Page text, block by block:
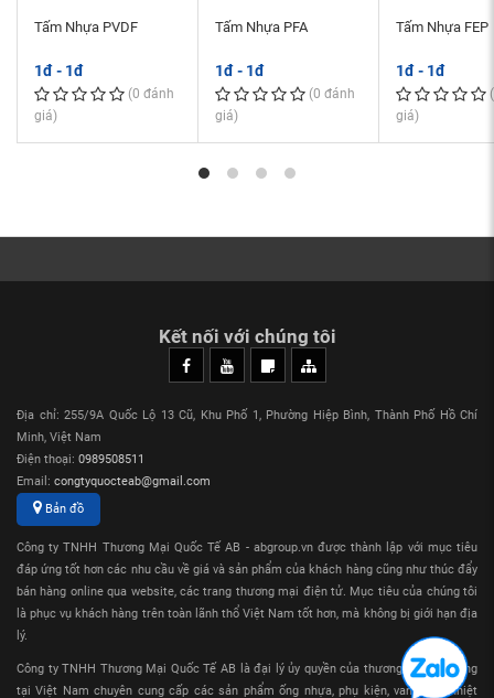
Tấm Nhựa PVDF
1đ - 1đ
(0 đánh
giá)
Tấm Nhựa PFA
1đ - 1đ
(0 đánh
giá)
Tấm Nhựa FEP
1đ - 1đ
giá)
Kết nối với chúng tôi
Địa chỉ: 255/9A Quốc Lộ 13 Cũ, Khu Phố 1, Phường Hiệp Bình, Thành Phố Hồ Chí
Minh, Việt Nam
Điện thoại: 0989508511
Email: congtyquocteab@gmail.com
Bản đồ
Công ty TNHH Thương Mại Quốc Tế AB - abgroup.vn được thành lập với mục tiêu
đáp ứng tốt hơn các nhu cầu về giá và sản phẩm của khách hàng cũng như thúc đẩy
bán hàng online qua website, các trang thương mại điện tử. Mục tiêu của chúng tôi
là phục vụ khách hàng trên toàn lãnh thổ Việt Nam tốt hơn, mà không bị giới hạn địa
lý.
Công ty TNHH Thương Mại Quốc Tế AB là đại lý ủy quyền của thương hiệu Sanking
tại Việt Nam chuyên cung cấp các sản phẩm ống nhựa, phụ kiện, van nhựa nhiệt